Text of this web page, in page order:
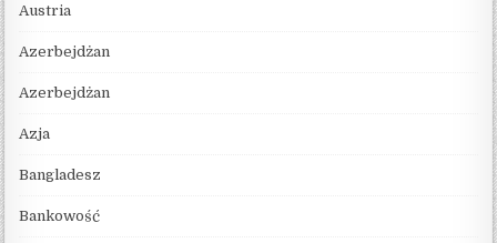
Austria
Azerbejdżan
Azerbejdżan
Azja
Bangladesz
Bankowość